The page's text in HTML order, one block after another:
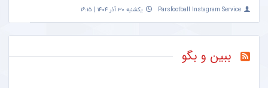
ببین و بگو
Parsfootball Instagram Service یکشنبه ۳۰ آذر ۱۴۰۴ | ۱۶:۱۵